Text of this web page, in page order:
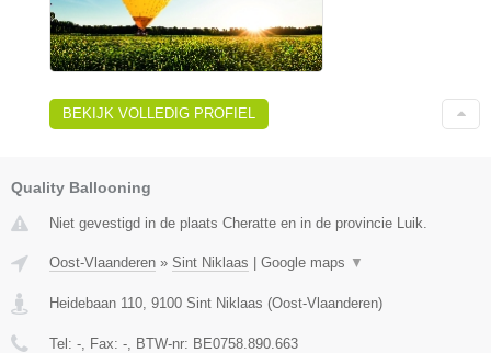
BEKIJK VOLLEDIG PROFIEL
Quality Ballooning
Niet gevestigd in de plaats Cheratte en in de provincie Luik.
Oost-Vlaanderen » Sint Niklaas | Google maps ▼
Heidebaan 110 9100 Sint Niklaas (Oost-Vlaanderen)
Tel: - , Fax: - , BTW-nr: BE0758.890.663